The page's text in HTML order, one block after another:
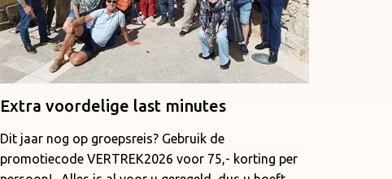
Extra voordelige last minutes
Dit jaar nog op groepsreis? Gebruik de
promotiecode VERTREK2026 voor 75,- korting per